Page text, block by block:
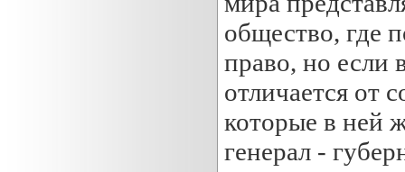
общество, где
право, но если
отличается от
которые в ней
генерал -